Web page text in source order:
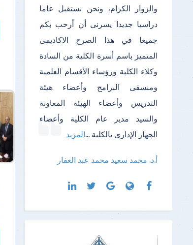
والزوار الكرام، ونحن نستقبل عاما
دراسيا جديدا يسرنى أن أرحب بكم
جميعا في هذا الصرح الاكاديمى
المتميز باسم أسرة الكلية من السادة
وكلاء الكلية ورؤساء الأقسام العلمية
ومنسقى البرامج وأعضاء هيئة
التدريس وأعضاء الهيئة المعاونة
والسيد مدير عام الكلية وأعضاء
الجهاز الإدارى بالكلية ...المزيد
أ.د. محمد سعيد محمد عبد الغفار